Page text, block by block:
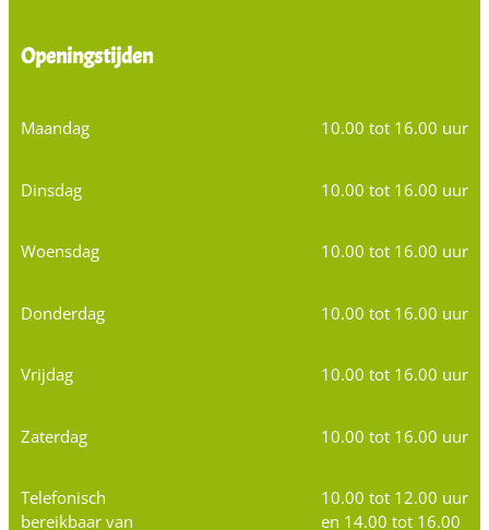
Openingstijden
Maandag 10.00 tot 16.00 uur
Dinsdag 10.00 tot 16.00 uur
Woensdag 10.00 tot 16.00 uur
Donderdag 10.00 tot 16.00 uur
Vrijdag 10.00 tot 16.00 uur
Zaterdag 10.00 tot 16.00 uur
Telefonisch
bereikbaar van
10.00 tot 12.00 uur
en 14.00 tot 16.00